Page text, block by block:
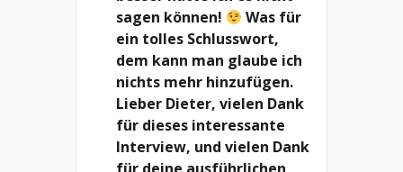
sagen können!
Was für
ein tolles Schlusswort,
dem kann man glaube ich
nichts mehr hinzufügen.
Lieber Dieter, vielen Dank
für dieses interessante
Interview, und vielen Dank